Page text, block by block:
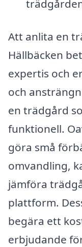
Att anlita en
Hällbäcken
expertis och
och
en trädgård
funktionell.
göra små
omvandling,
jämföra
plattform.
begära ett
erbjudande